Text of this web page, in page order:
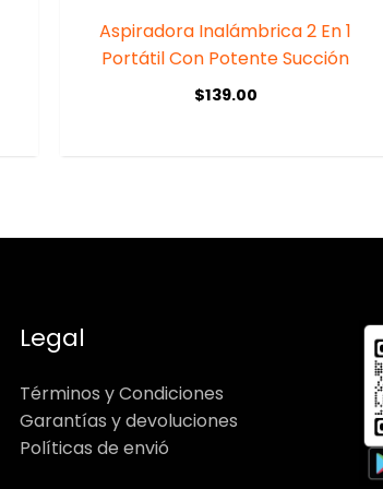
Aspiradora Inalámbrica 2 En 1
Portátil Con Potente Succión
$139.00
Legal
Términos y Condiciones
Garantías y devoluciones
Políticas de envió